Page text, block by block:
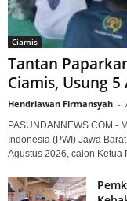
Ciamis
Tantan
Ciamis, Usung 5
Hendriawan Firmansyah -
PASUNDANNEWS.COM -
Indonesia (PWI) Jawa
Agustus 2026, calon Ketua